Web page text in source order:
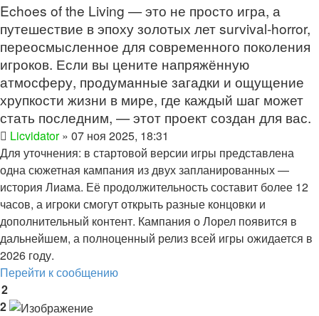
Echoes of the Living — это не просто игра, а
путешествие в эпоху золотых лет survival‑horror,
переосмысленное для современного поколения
игроков. Если вы цените напряжённую
атмосферу, продуманные загадки и ощущение
хрупкости жизни в мире, где каждый шаг может
стать последним, — этот проект создан для вас.
Licvidator» 07 ноя 2025, 18:31
Для уточнения: в стартовой версии игры представлена
одна сюжетная кампания из двух запланированных —
история Лиама. Её продолжительность составит более 12
часов, а игроки смогут открыть разные концовки и
дополнительный контент. Кампания о Лорел появится в
дальнейшем, а полноценный релиз всей игры ожидается в
2026 году.
Перейти к сообщению
2
2